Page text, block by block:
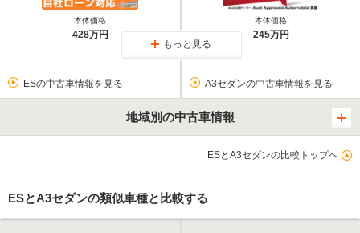
本体価格
428万円
本体価格
245万円
もっと見る
ESの中古車情報を見る A3セダンの中古車情報を見る
地域別の中古車情報
ESとA3セダンの比較トップへ
ESとA3セダンの類似車種と比較する